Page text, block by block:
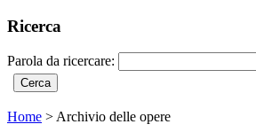
Ricerca
Parola da ricercare:
Home > Archivio delle opere